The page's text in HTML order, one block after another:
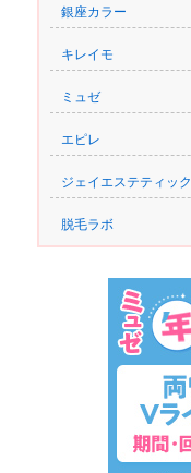
銀座カラー
キレイモ
ミュゼ
エピレ
ジェイエステティック
脱毛ラボ